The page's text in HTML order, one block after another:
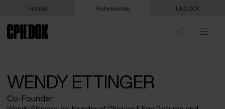
Festival Professionals UNG:DOX
WENDY ETTINGER
Co-Founder